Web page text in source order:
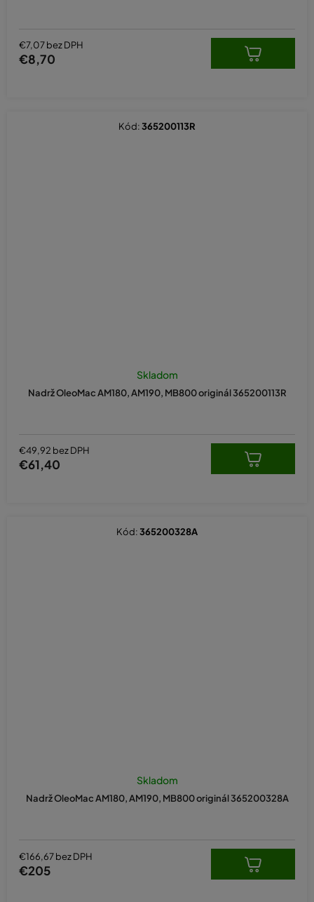
€7,07 bez DPH
€8,70
Nadrž OleoMac AM180, AM190, MB800 originál 365200113R
Skladom
€49,92 bez DPH
€61,40
Kód:365200113R
Nadrž OleoMac AM180, AM190, MB800 originál 365200328A
Skladom
€166,67 bez DPH
€205
Kód:365200328A